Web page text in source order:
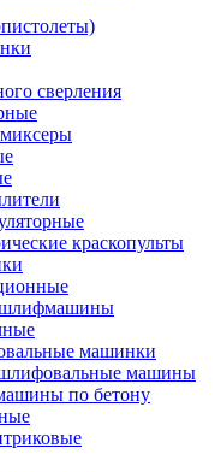
сверления
краскопульты
машинки
машины
по бетону